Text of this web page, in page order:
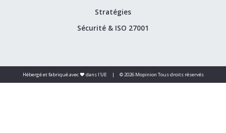
Stratégies
Sécurité & ISO 27001
Hébergé et fabriqué avec ❤️ dans l'UE | © 2026 Mopinion Tous droits réservés